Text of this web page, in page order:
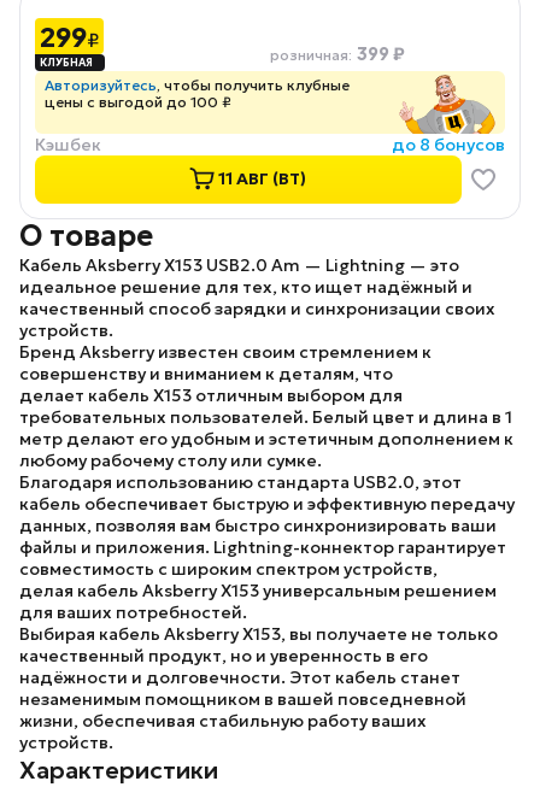
299₽
розничная: 399 ₽
Авторизуйтесь, чтобы получить клубные
цены с выгодой до 100 ₽
Кэшбек
до 8 бонусов
11 АВГ (ВТ)
О товаре
Кабель Aksberry X153 USB2.0 Am — Lightning — это
идеальное решение для тех, кто ищет надёжный и
качественный способ зарядки и синхронизации своих
устройств.
Бренд Aksberryизвестен своим стремлением к
совершенству и вниманием к деталям, что
делает кабель X153 отличным выбором для
требовательных пользователей. Белый цвет и длина в 1
метр делают его удобным и эстетичным дополнением к
любому рабочему столу или сумке.
Благодаря использованию стандарта USB2.0, этот
кабель обеспечивает быструю и эффективную передачу
данных, позволяя вам быстро синхронизировать ваши
файлы и приложения. Lightning-коннектор гарантирует
совместимость с широким спектром устройств,
делая кабель Aksberry X153универсальным решением
для ваших потребностей.
Выбирая кабель Aksberry X153, вы получаете не только
качественный продукт, но и уверенность в его
надёжности и долговечности. Этот кабель станет
незаменимым помощником в вашей повседневной
жизни, обеспечивая стабильную работу ваших
устройств.
Характеристики